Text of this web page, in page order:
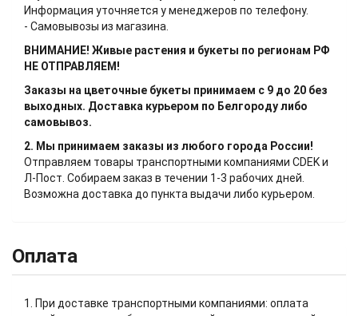
Информация уточняется у менеджеров по телефону.
- Самовывозы из магазина.
ВНИМАНИЕ! Живые растения и букеты по регионам РФ
НЕ ОТПРАВЛЯЕМ!
Заказы на цветочные букеты принимаем с 9 до 20 без
выходных. Доставка курьером по Белгороду либо
самовывоз.
2. Мы принимаем заказы из любого города России!
Отправляем товары транспортными компаниями CDEK и
Л-Пост. Собираем заказ в течении 1-3 рабочих дней.
Возможна доставка до пункта выдачи либо курьером.
Оплата
1. При доставке транспортными компаниями: оплата